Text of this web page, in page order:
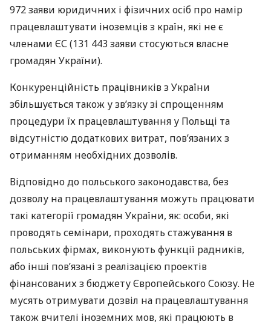
972 заяви юридичних і фізичних осіб про намір
працевлаштувати іноземців з країн, які не є
членами ЄС (131 443 заяви стосуються власне
громадян України).
Конкуренційність працівників з України
збільшується також у зв’язку зі спрощенням
процедури їх працевлаштування у Польщі та
відсутністю додаткових витрат, пов’язаних з
отриманням необхідних дозволів.
Відповідно до польського законодавства, без
дозволу на працевлаштування можуть працювати
такі категорії громадян України, як: особи, які
проводять семінари, проходять стажування в
польських фірмах, виконують функції радників,
або інші пов’язані з реалізацією проектів
фінансованих з бюджету Європейського Союзу. Не
мусять отримувати дозвіл на працевлаштування
також вчителі іноземних мов, які працюють в